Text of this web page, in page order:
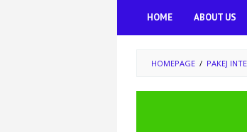
HOME ABOUT US
HOMEPAGE / PAKEJ